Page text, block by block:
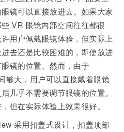
镜可以直接放进去。如果大家
VR 眼镜内部空间往往都很
用户佩戴眼镜体验，但实际上
去还是比较困难的，即使放进
镜的位置。然而，由于
够大，用户可以直接戴着眼镜
几乎不需要调节眼镜的位置。
但在实际体验上效果很好。
采用扣盖式设计，扣盖顶部